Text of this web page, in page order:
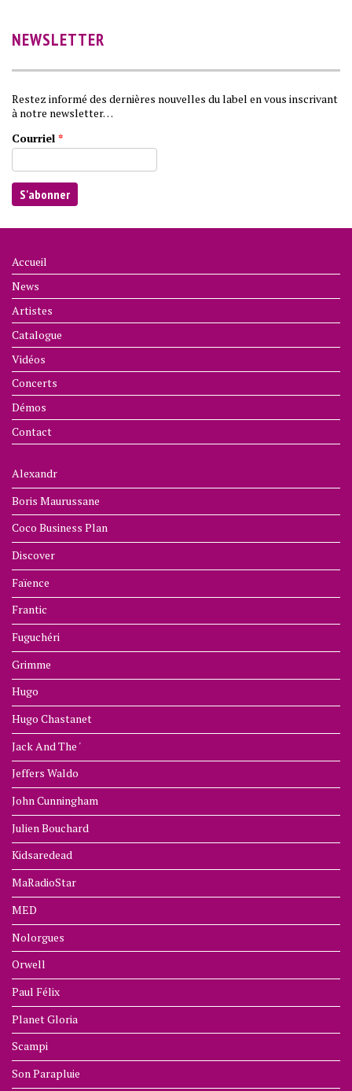
NEWSLETTER
Restez informé des dernières nouvelles du label en vous inscrivant
à notre newsletter…
Courriel *
Accueil
News
Artistes
Catalogue
Vidéos
Concerts
Démos
Contact
Alexandr
Boris Maurussane
Coco Business Plan
Discover
Faïence
Frantic
Fuguchéri
Grimme
Hugo
Hugo Chastanet
Jack And The '
Jeffers Waldo
John Cunningham
Julien Bouchard
Kidsaredead
MaRadioStar
MED
Nolorgues
Orwell
Paul Félix
Planet Gloria
Scampi
Son Parapluie